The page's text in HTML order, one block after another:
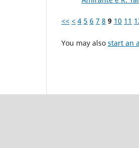
<< < 4 5 6 7 8 9 10 11
You may also start an